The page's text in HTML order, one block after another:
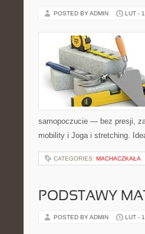
POSTED BY ADMIN LUT -
samopoczucie — bez presji,
mobility i Joga i stretching.
CATEGORIES: MACHACZKAŁA
PODSTAWY
POSTED BY ADMIN LUT -